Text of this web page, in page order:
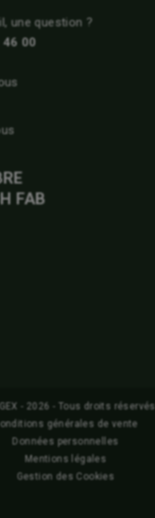
une question ?
00
FAB
- 2026 - Tous droits réservés
générales de vente
Données personnelles
Mentions légales
Gestion des Cookies